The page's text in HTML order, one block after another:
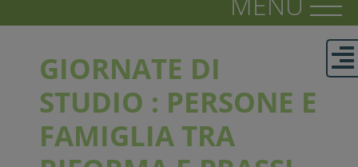
GIORNATE DI
STUDIO : PERSONE E
FAMIGLIA TRA